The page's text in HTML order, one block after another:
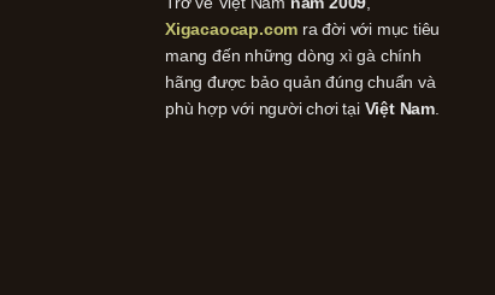
Xigacaocap.com ra đời với mục tiêu
mang đến những dòng xì gà chính
hãng được bảo quản đúng chuẩn và
phù hợp với người chơi tại Việt Nam